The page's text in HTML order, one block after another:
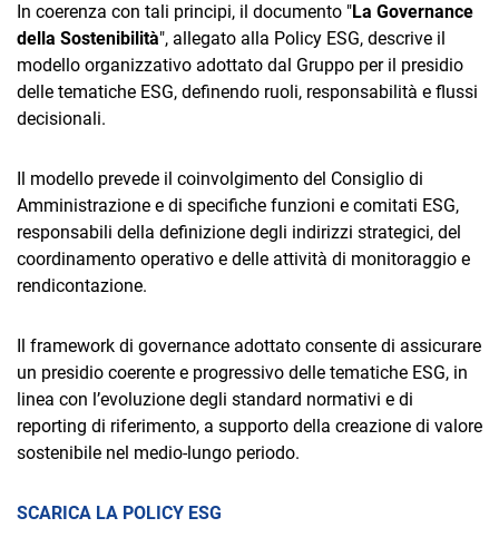
In coerenza con tali principi, il documento "La Governance
della Sostenibilità", allegato alla Policy ESG, descrive il
modello organizzativo adottato dal Gruppo per il presidio
delle tematiche ESG, definendo ruoli, responsabilità e flussi
decisionali.
Il modello prevede il coinvolgimento del Consiglio di
Amministrazione e di specifiche funzioni e comitati ESG,
responsabili della definizione degli indirizzi strategici, del
coordinamento operativo e delle attività di monitoraggio e
rendicontazione.
Il framework di governance adottato consente di assicurare
un presidio coerente e progressivo delle tematiche ESG, in
linea con l’evoluzione degli standard normativi e di
reporting di riferimento, a supporto della creazione di valore
sostenibile nel medio-lungo periodo.
SCARICA LA POLICY ESG